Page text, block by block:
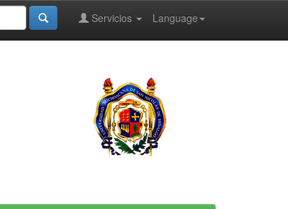
Language
Servicios